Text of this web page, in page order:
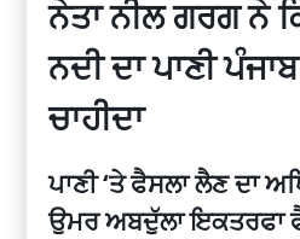
ਨੇਤਾ ਨੀਲ ਗਰਗ ਨੇ
ਨਦੀ ਦਾ ਪਾਣੀ
ਚਾਹੀਦਾ
ਪਾਣੀ ‘ਤੇ ਫੈਸਲਾ ਲੈਣ ਦਾ
ਉਮਰ ਅਬਦੁੱਲਾ ਇਕਤਰਫਾ